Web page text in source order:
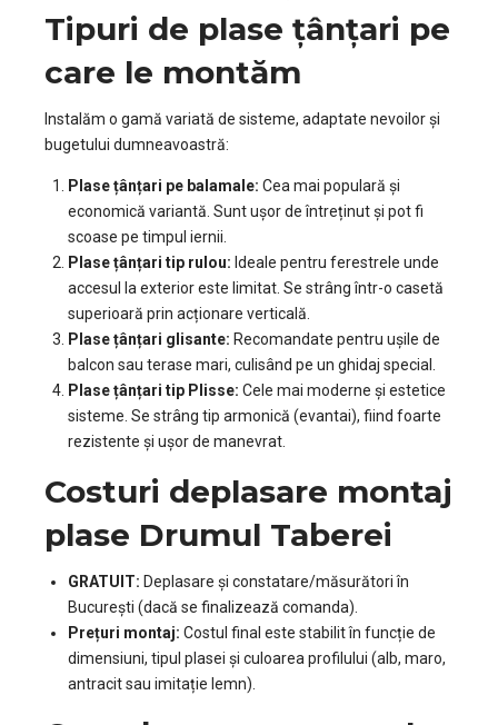
Tipuri de plase țânțari pe
care le montăm
Instalăm o gamă variată de sisteme, adaptate nevoilor și
bugetului dumneavoastră:
Plase țânțari pe balamale: Cea mai populară și
economică variantă. Sunt ușor de întreținut și pot fi
scoase pe timpul iernii.
Plase țânțari tip rulou: Ideale pentru ferestrele unde
accesul la exterior este limitat. Se strâng într-o casetă
superioară prin acționare verticală.
Plase țânțari glisante: Recomandate pentru ușile de
balcon sau terase mari, culisând pe un ghidaj special.
Plase țânțari tip Plisse: Cele mai moderne și estetice
sisteme. Se strâng tip armonică (evantai), fiind foarte
rezistente și ușor de manevrat.
Costuri deplasare montaj
plase Drumul Taberei
GRATUIT: Deplasare și constatare/măsurători în
București (dacă se finalizează comanda).
Prețuri montaj: Costul final este stabilit în funcție de
dimensiuni, tipul plasei și culoarea profilului (alb, maro,
antracit sau imitație lemn).